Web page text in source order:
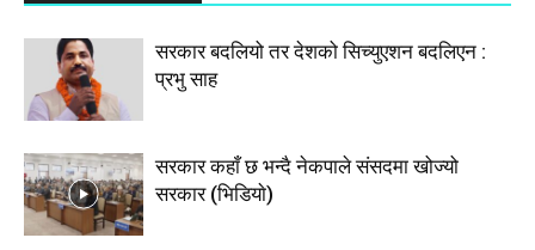
सरकार बदलियो तर देशको सिच्युएशन बदलिएन :
प्रभु साह
सरकार कहाँ छ भन्दै नेकपाले संसदमा खोज्यो
सरकार (भिडियाे)